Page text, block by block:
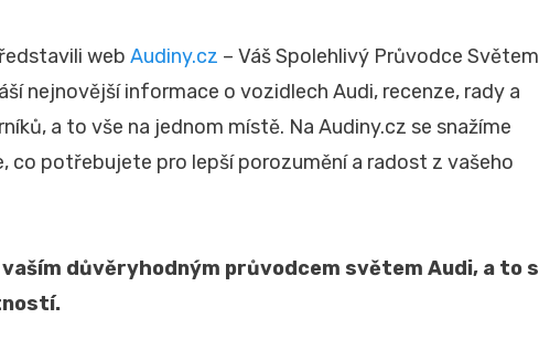
web Audiny.cz – Váš Spolehlivý Průvodce Světem
nejnovější informace o vozidlech Audi, recenze, rady a
a to vše na jednom místě. Na Audiny.cz se snažíme
co potřebujete pro lepší porozumění a radost z vašeho
důvěryhodným průvodcem světem Audi, a to s